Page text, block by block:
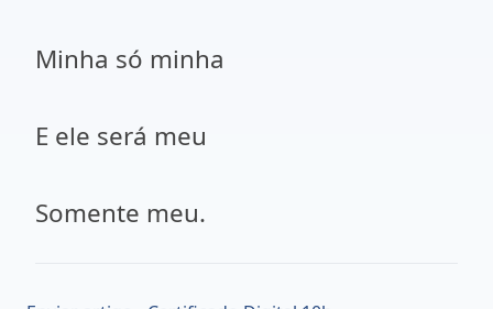
Minha só minha
E ele será meu
Somente meu.